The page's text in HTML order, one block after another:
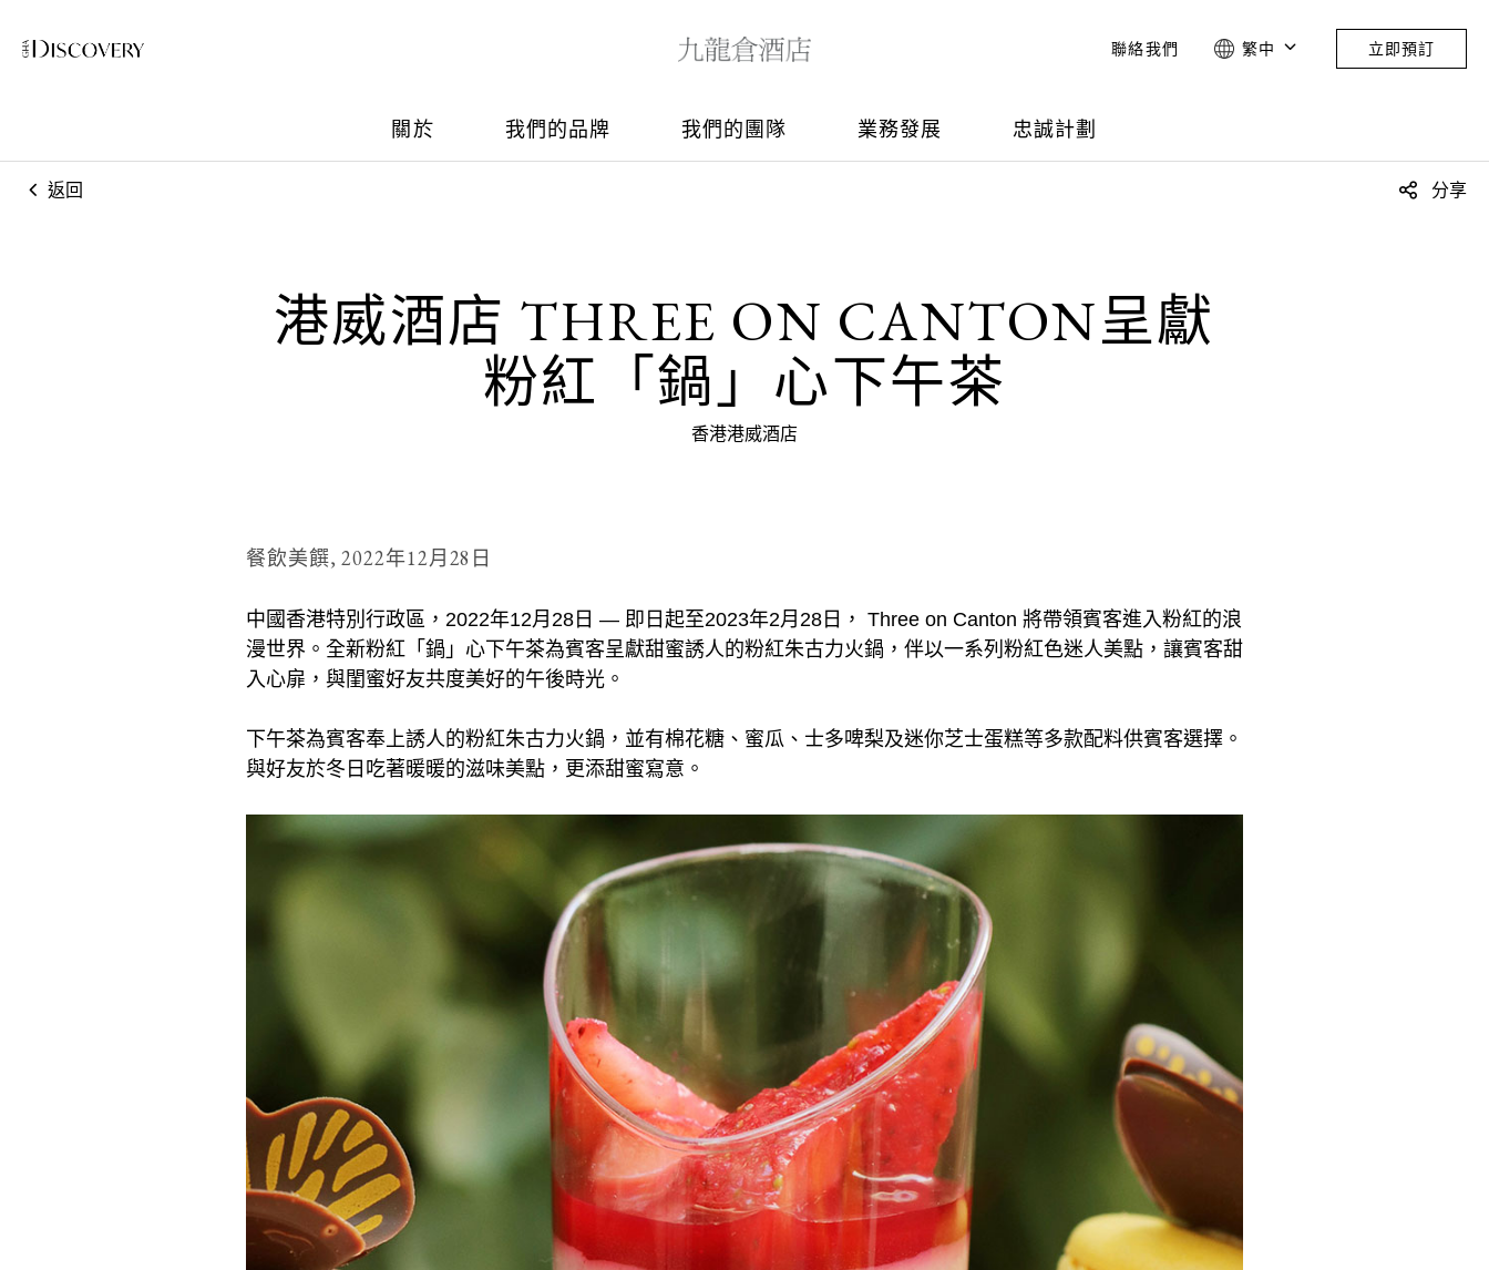
聯絡我們 繁中 立即預訂
關於 我們的品牌 我們的團隊 業務發展 忠誠計劃
返回 分享
港威酒店 THREE ON CANTON呈獻
粉紅「鍋」心下午茶
香港港威酒店
餐飲美饌,2022年12月28日
中國香港特別行政區，2022年12月28日 — 即日起至2023年2月28日， Three on Canton 將帶領賓客進入粉紅的浪
漫世界。全新粉紅「鍋」心下午茶為賓客呈獻甜蜜誘人的粉紅朱古力火鍋，伴以一系列粉紅色迷人美點，讓賓客甜
入心扉，與閨蜜好友共度美好的午後時光。
下午茶為賓客奉上誘人的粉紅朱古力火鍋，並有棉花糖、蜜瓜、士多啤梨及迷你芝士蛋糕等多款配料供賓客選擇。
與好友於冬日吃著暖暖的滋味美點，更添甜蜜寫意。